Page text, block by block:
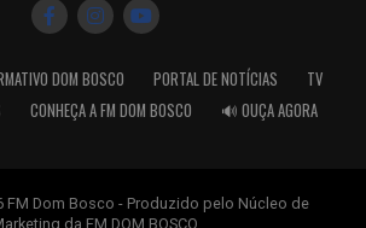
DOM BOSCO PORTAL DE NOTÍCIAS
TV
CONHEÇA A FM DOM BOSCO 🔊 OUÇA AGORA
FM Dom Bosco - Produzido pelo Núcleo de
da FM DOM BOSCO